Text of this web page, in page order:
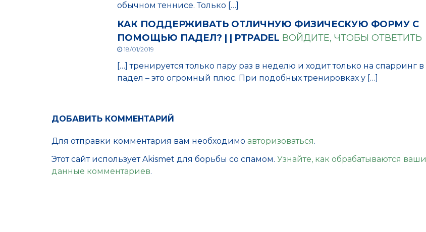
обычном теннисе. Только […]
КАК ПОДДЕРЖИВАТЬ ОТЛИЧНУЮ ФИЗИЧЕСКУЮ ФОРМУ С
ПОМОЩЬЮ ПАДЕЛ? | | PTPADEL ВОЙДИТЕ, ЧТОБЫ ОТВЕТИТЬ
18/01/2019
[…] тренируется только пару раз в неделю и ходит только на спарринг в
падел – это огромный плюс. При подобных тренировках у […]
ДОБАВИТЬ КОММЕНТАРИЙ
Для отправки комментария вам необходимо авторизоваться.
Этот сайт использует Akismet для борьбы со спамом. Узнайте, как обрабатываются ваши
данные комментариев.